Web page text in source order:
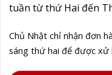
tuần từ thứ Hai đến
Chủ Nhật chỉ nhận đơn
sáng thứ hai để được xử